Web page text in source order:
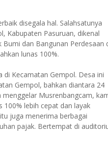
disegala hal. Salahsatunya
Kabupaten Pasuruan, dikenal
dan Bangunan Perdesaan
lunas 100%.
di Kecamatan Gempol. Desa ini
Gempol, bahkan diantara 24
Musrenbangcam,
100% lebih cepat dan layak
juga menerima berbagai
pajak. Bertempat di